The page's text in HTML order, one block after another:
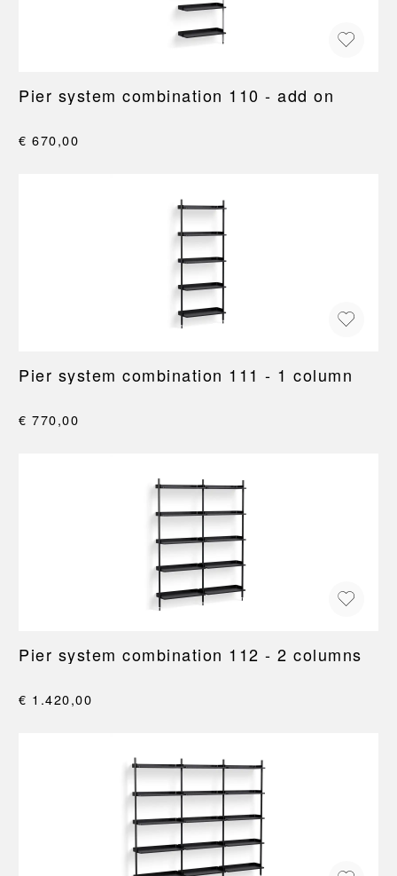
Pier system combination 110 - add on
€ 670,00
Pier system combination 111 - 1 column
€ 770,00
Pier system combination 112 - 2 columns
€ 1.420,00